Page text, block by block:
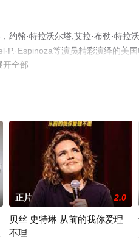
翰·特拉沃尔塔,艾拉·布勒·特拉
等演员精彩演绎的美
视猫或剧情网等平台了解。
开全部
来，生命字典里只剩下了杀戮和孤独
工程师，为人忠厚，工作勤勉。下棋
正片 2.0
贝丝 史特琳 从前的我你爱理
不理